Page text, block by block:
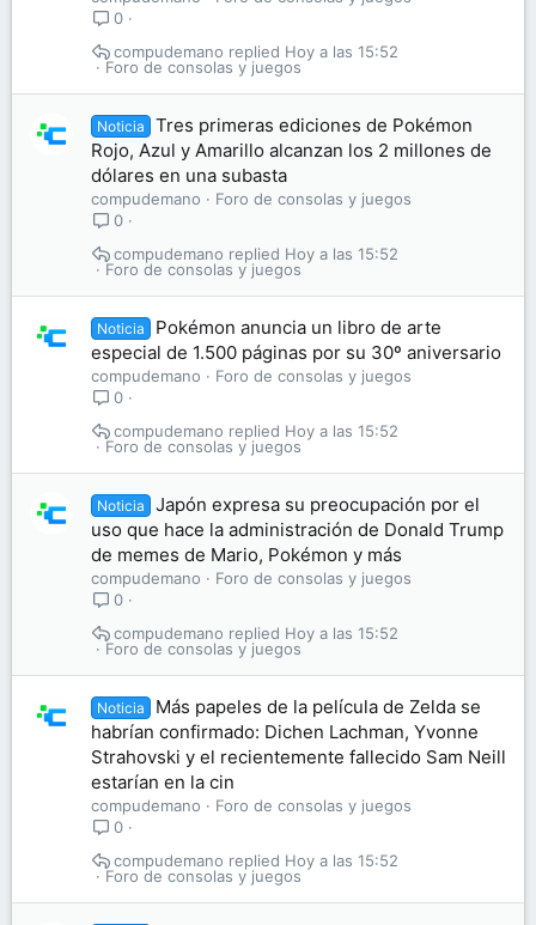
0
Foro de consolas y juegos
Hoy a las 15:52
compudemano
Noticia
Tres primeras ediciones de Pokémon
Rojo, Azul y Amarillo alcanzan los 2 millones de
dólares en una subasta
compudemano
Foro de consolas y juegos
0
Foro de consolas y juegos
Hoy a las 15:52
compudemano
Noticia
Pokémon anuncia un libro de arte
especial de 1.500 páginas por su 30º aniversario
compudemano
Foro de consolas y juegos
0
Foro de consolas y juegos
Hoy a las 15:52
compudemano
Noticia
Japón expresa su preocupación por el
uso que hace la administración de Donald Trump
de memes de Mario, Pokémon y más
compudemano
Foro de consolas y juegos
0
Foro de consolas y juegos
Hoy a las 15:52
compudemano
Noticia
Más papeles de la película de Zelda se
habrían confirmado: Dichen Lachman, Yvonne
Strahovski y el recientemente fallecido Sam Neill
estarían en la cin
compudemano
Foro de consolas y juegos
0
Foro de consolas y juegos
Hoy a las 15:52
compudemano